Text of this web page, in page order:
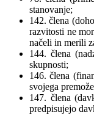
stanovanje;
142. člena
razvitosti ne
načeli in merili
144. člena
skupnosti;
146. člena
svojega
147. člena
predpisujejo